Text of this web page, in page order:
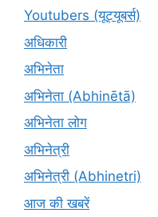
Youtubers (यूट्यूबर्स)
अधिकारी
अभिनेता
अभिनेता (Abhinētā)
अभिनेता लोग
अभिनेत्री
अभिनेत्री (Abhinetri)
आज की खबरें